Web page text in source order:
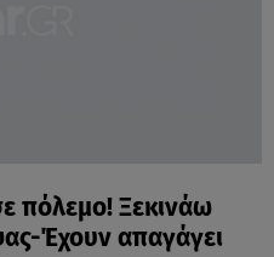
πόλεμο! Ξεκινάω
Έχουν απαγάγει